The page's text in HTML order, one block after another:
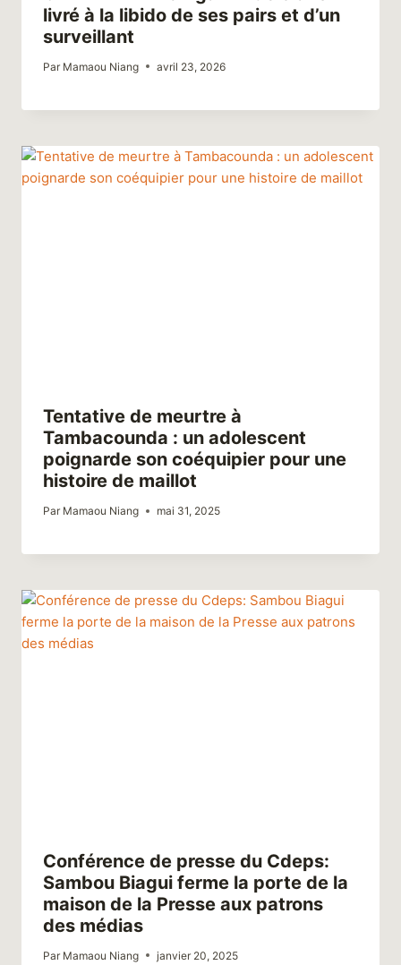
livré à la libido de ses pairs et d’un
surveillant
Par Mamaou Niang avril 23, 2026
Tentative de meurtre à
Tambacounda : un adolescent
poignarde son coéquipier pour une
histoire de maillot
Par Mamaou Niang mai 31, 2025
Conférence de presse du Cdeps:
Sambou Biagui ferme la porte de la
maison de la Presse aux patrons
des médias
Par Mamaou Niang janvier 20, 2025